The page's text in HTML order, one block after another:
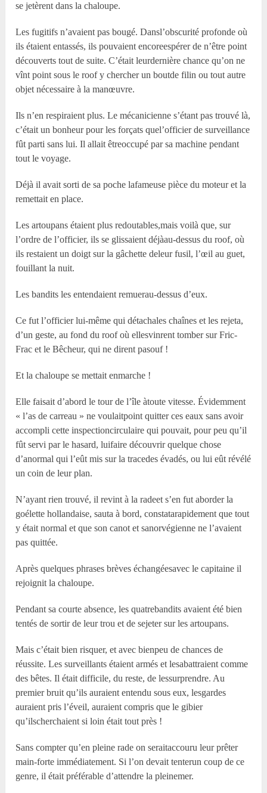
se jetèrent dans la chaloupe.
Les fugitifs n’avaient pas bougé. Dansl’obscurité profonde où
ils étaient entassés, ils pouvaient encoreespérer de n’être point
découverts tout de suite. C’était leurdernière chance qu’on ne
vînt point sous le roof y chercher un boutde filin ou tout autre
objet nécessaire à la manœuvre.
Ils n’en respiraient plus. Le mécanicienne s’étant pas trouvé là,
c’était un bonheur pour les forçats quel’officier de surveillance
fût parti sans lui. Il allait êtreoccupé par sa machine pendant
tout le voyage.
Déjà il avait sorti de sa poche lafameuse pièce du moteur et la
remettait en place.
Les artoupans étaient plus redoutables,mais voilà que, sur
l’ordre de l’officier, ils se glissaient déjàau-dessus du roof, où
ils restaient un doigt sur la gâchette deleur fusil, l’œil au guet,
fouillant la nuit.
Les bandits les entendaient remuerau-dessus d’eux.
Ce fut l’officier lui-même qui détachales chaînes et les rejeta,
d’un geste, au fond du roof où ellesvinrent tomber sur Fric-
Frac et le Bêcheur, qui ne dirent pasouf !
Et la chaloupe se mettait enmarche !
Elle faisait d’abord le tour de l’île àtoute vitesse. Évidemment
« l’as de carreau » ne voulaitpoint quitter ces eaux sans avoir
accompli cette inspectioncirculaire qui pouvait, pour peu qu’il
fût servi par le hasard, luifaire découvrir quelque chose
d’anormal qui l’eût mis sur la tracedes évadés, ou lui eût révélé
un coin de leur plan.
N’ayant rien trouvé, il revint à la radeet s’en fut aborder la
goélette hollandaise, sauta à bord, constatarapidement que tout
y était normal et que son canot et sanorvégienne ne l’avaient
pas quittée.
Après quelques phrases brèves échangéesavec le capitaine il
rejoignit la chaloupe.
Pendant sa courte absence, les quatrebandits avaient été bien
tentés de sortir de leur trou et de sejeter sur les artoupans.
Mais c’était bien risquer, et avec bienpeu de chances de
réussite. Les surveillants étaient armés et lesabattraient comme
des bêtes. Il était difficile, du reste, de lessurprendre. Au
premier bruit qu’ils auraient entendu sous eux, lesgardes
auraient pris l’éveil, auraient compris que le gibier
qu’ilscherchaient si loin était tout près !
Sans compter qu’en pleine rade on seraitaccouru leur prêter
main-forte immédiatement. Si l’on devait tenterun coup de ce
genre, il était préférable d’attendre la pleinemer.